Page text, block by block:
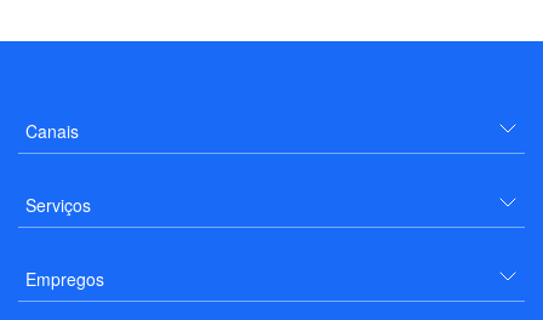
Canais
Serviços
Empregos